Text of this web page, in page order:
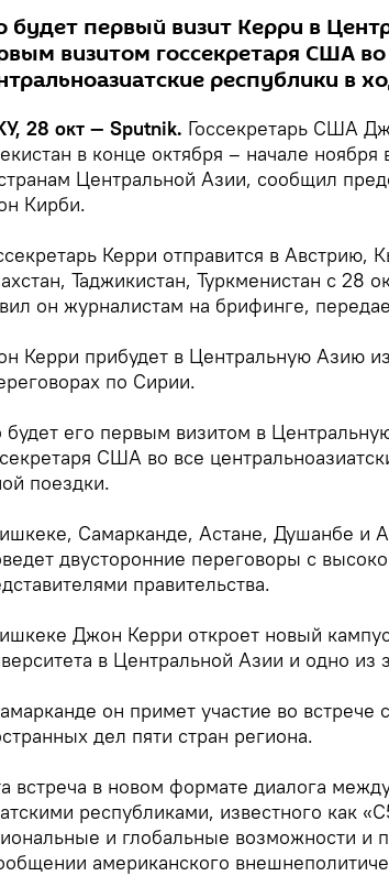
будет первый визит Керри в
визитом госсекретаря США во
республики в
28 окт — Sputnik. Госсекретарь США
в конце октября – начале ноября
Центральной Азии, сообщил
Кирби.
Керри отправится в Австрию,
Таджикистан, Туркменистан с 28
он журналистам на брифинге,
Керри прибудет в Центральную Азию
по Сирии.
будет его первым визитом в
США во все
поездки.
Самарканде, Астане, Душанбе и
двусторонние переговоры с
правительства.
Джон Керри откроет новый
в Центральной Азии и одно
он примет участие во встрече
дел пяти стран региона.
встреча в новом формате диалога
республиками, известного как
и глобальные возможности и
американского